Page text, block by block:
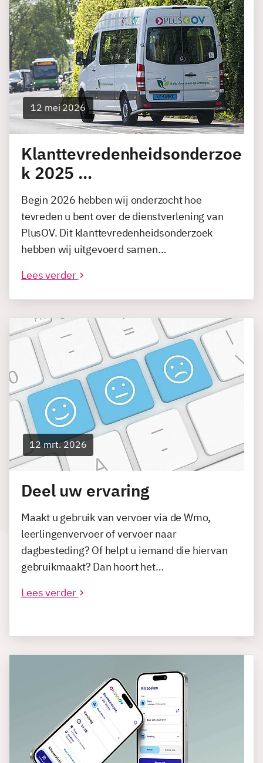
12 mei 2026
Klanttevredenheidsonderzoe
k 2025 …
Begin 2026 hebben wij onderzocht hoe
tevreden u bent over de dienstverlening van
PlusOV. Dit klanttevredenheidsonderzoek
hebben wij uitgevoerd samen…
Lees verder
12 mrt. 2026
Deel uw ervaring
Maakt u gebruik van vervoer via de Wmo,
leerlingenvervoer of vervoer naar
dagbesteding? Of helpt u iemand die hiervan
gebruikmaakt? Dan hoort het…
Lees verder